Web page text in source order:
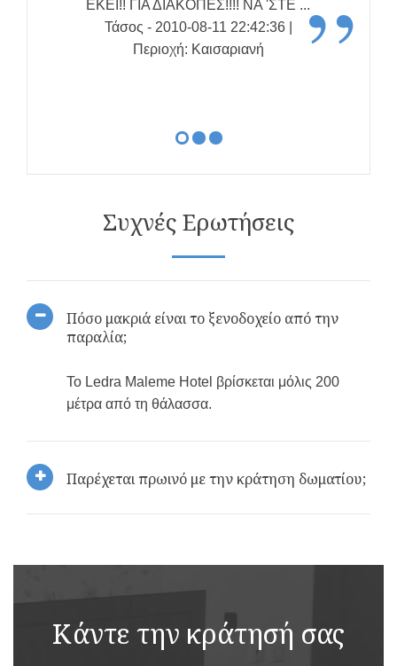
ΕΚΕΙ!! ΓΙΑ ΔΙΑΚΟΠΕΣ!!!! ΝΑ 'ΣΤΕ ...”
Τάσος - 2010-08-11 22:42:36 |
Περιοχή: Καισαριανή
Συχνές Ερωτήσεις
Πόσο μακριά είναι το ξενοδοχείο από την
παραλία;
Το Ledra Maleme Hotel βρίσκεται μόλις 200
μέτρα από τη θάλασσα.
Παρέχεται πρωινό με την κράτηση δωματίου;
Κάντε την κράτησή σας